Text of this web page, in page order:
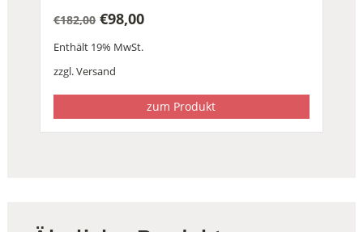
€182,00
Preis
war:
€98,00
Preis
ist:
Enthält 19% MwSt.
zzgl.Versand
zum Produkt